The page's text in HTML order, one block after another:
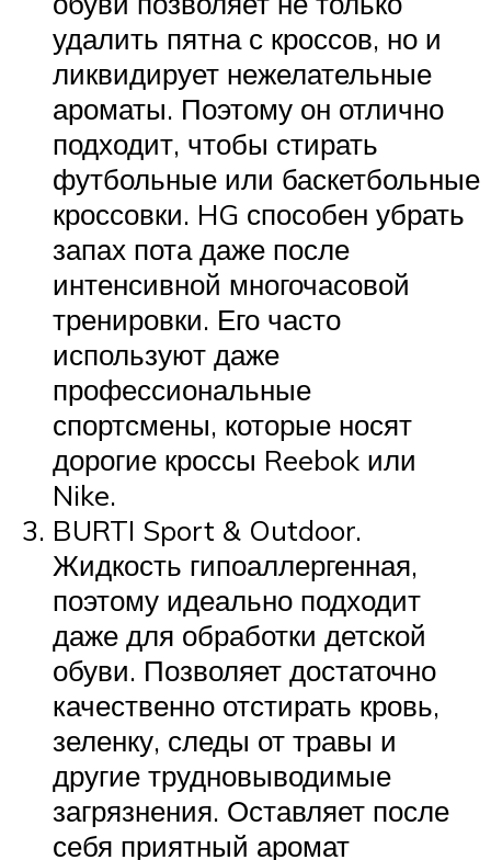
удалить пятна с кроссов, но и
ликвидирует нежелательные
ароматы. Поэтому он отлично
подходит, чтобы стирать
футбольные или баскетбольные
кроссовки. HG способен убрать
запах пота даже после
интенсивной многочасовой
тренировки. Его часто
используют даже
профессиональные
спортсмены, которые носят
дорогие кроссы Reebok или
Nike.
BURTI Sport & Outdoor.
Жидкость гипоаллергенная,
поэтому идеально подходит
даже для обработки детской
обуви. Позволяет достаточно
качественно отстирать кровь,
зеленку, следы от травы и
другие трудновыводимые
загрязнения. Оставляет после
себя приятный аромат